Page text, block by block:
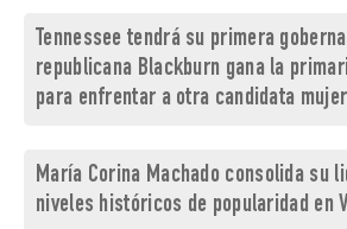
Tennessee tendrá su primera
republicana Blackburn gana la
para enfrentar a otra candidata
María Corina Machado consolida su
niveles históricos de popularidad en